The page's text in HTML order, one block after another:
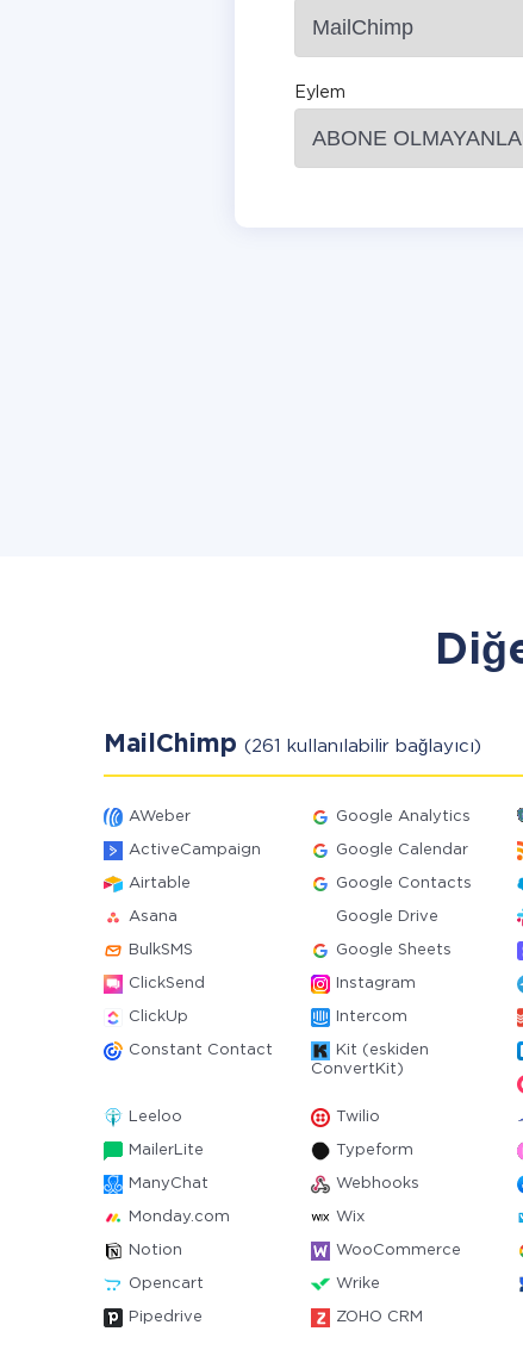
Eylem
MailChimp (261 kullanılabilir bağlayıcı)
AWeber Google Analytics
ActiveCampaign Google Calendar
Airtable Google Contacts
Asana Google Drive
BulkSMS Google Sheets
ClickSend Instagram
ClickUp Intercom
Constant Contact
Kit (eskiden
ConvertKit)
Leeloo Twilio
MailerLite Typeform
ManyChat Webhooks
Monday.com Wix
Notion WooCommerce
Opencart Wrike
Pipedrive ZOHO CRM